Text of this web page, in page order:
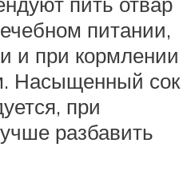
питании,
и при кормлении
Насыщенный сок
при
разбавить